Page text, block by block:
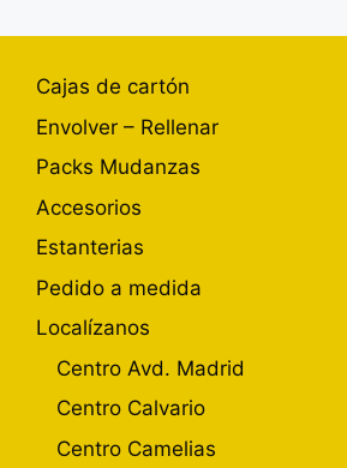
Cajas de cartón
Envolver – Rellenar
Packs Mudanzas
Accesorios
Estanterias
Pedido a medida
Localízanos
Centro Avd. Madrid
Centro Calvario
Centro Camelias